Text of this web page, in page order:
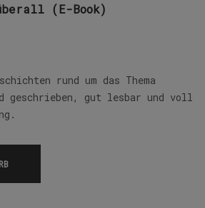
(E-Book)
rund um das Thema
geschrieben, gut lesbar und voll